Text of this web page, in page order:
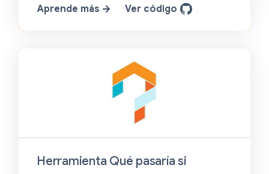
Aprende más Ver código
Herramienta Qué pasaría si